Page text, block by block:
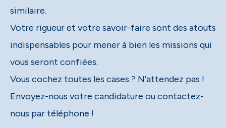
similaire.
Votre rigueur et votre savoir-faire sont des atouts
indispensables pour mener à bien les missions qui
vous seront confiées.
Vous cochez toutes les cases ? N’attendez pas !
Envoyez-nous votre candidature ou contactez-
nous par téléphone !